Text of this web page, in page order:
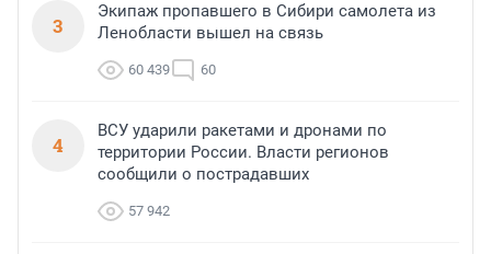
3
Экипаж пропавшего в Сибири самолета из
Ленобласти вышел на связь
60 439 60
4
ВСУ ударили ракетами и дронами по
территории России. Власти регионов
сообщили о пострадавших
57 942